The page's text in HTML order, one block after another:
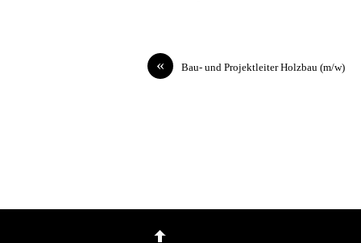
« Bau- und Projektleiter Holzbau (m/w)